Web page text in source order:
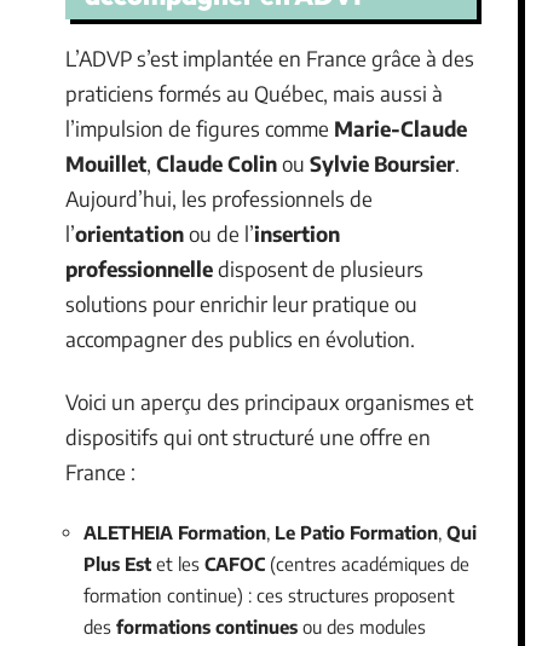
L’ADVP s’est implantée en France grâce à des
praticiens formés au Québec, mais aussi à
l’impulsion de figures comme Marie-Claude
Mouillet, Claude Colinou Sylvie Boursier.
Aujourd’hui, les professionnels de
l’orientationou de l’insertion
professionnelledisposent de plusieurs
solutions pour enrichir leur pratique ou
accompagner des publics en évolution.
Voici un aperçu des principaux organismes et
dispositifs qui ont structuré une offre en
France :
ALETHEIA Formation, Le Patio Formation, Qui
Plus Est et les CAFOC (centres académiques de
formation continue) : ces structures proposent
des formations continues ou des modules